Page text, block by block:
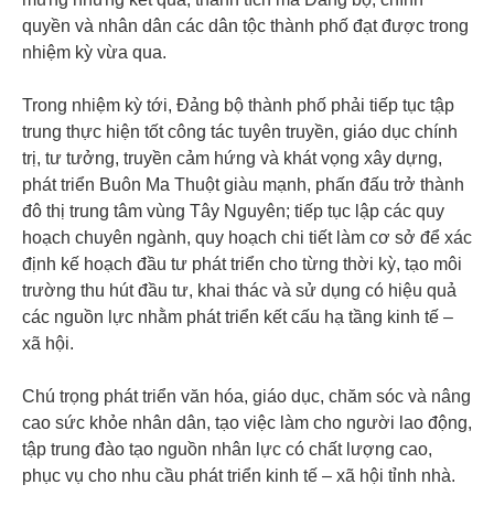
quyền và nhân dân các dân tộc thành phố đạt được trong
nhiệm kỳ vừa qua.
Trong nhiệm kỳ tới, Đảng bộ thành phố phải tiếp tục tập
trung thực hiện tốt công tác tuyên truyền, giáo dục chính
trị, tư tưởng, truyền cảm hứng và khát vọng xây dựng,
phát triển Buôn Ma Thuột giàu mạnh, phấn đấu trở thành
đô thị trung tâm vùng Tây Nguyên; tiếp tục lập các quy
hoạch chuyên ngành, quy hoạch chi tiết làm cơ sở để xác
định kế hoạch đầu tư phát triển cho từng thời kỳ, tạo môi
trường thu hút đầu tư, khai thác và sử dụng có hiệu quả
các nguồn lực nhằm phát triển kết cấu hạ tầng kinh tế –
xã hội.
Chú trọng phát triển văn hóa, giáo dục, chăm sóc và nâng
cao sức khỏe nhân dân, tạo việc làm cho người lao động,
tập trung đào tạo nguồn nhân lực có chất lượng cao,
phục vụ cho nhu cầu phát triển kinh tế – xã hội tỉnh nhà.